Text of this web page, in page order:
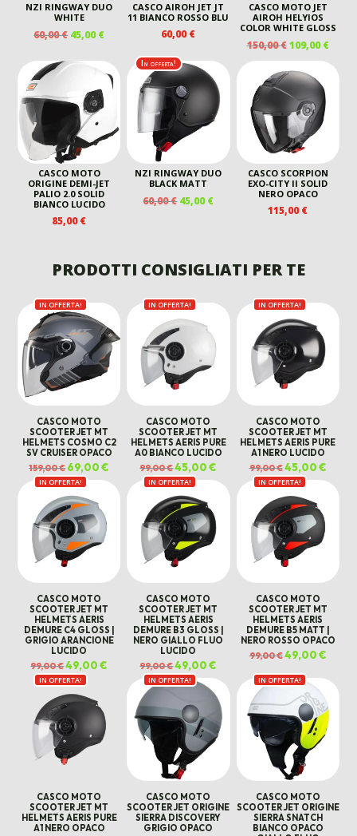
NZI RINGWAY DUO
WHITE
60,00€ IL
ORIGINALE
60,00 €.
45,00€IL
ATTUALE
È:
45,00 €.
CASCO AIROH JET JT
11 BIANCO ROSSO BLU
60,00€
CASCO MOTO JET
AIROH HELYIOS
COLOR WHITE GLOSS
150,00€ IL
PREZZO
ORIGINALE
ERA:
150,00 €.
109,00€IL
CASCO MOTO
ORIGINE DEMI-JET
PALIO 2.0 SOLID
BIANCO LUCIDO
85,00€
In offerta!
NZI RINGWAY DUO
BLACK MATT
60,00€ IL
45,00€IL
CASCO SCORPION
EXO-CITY II SOLID
NERO OPACO
115,00€
PRODOTTI CONSIGLIATI PER TE
IN OFFERTA!
CASCO MOTO
SCOOTER JET MT
HELMETS COSMO C2
SV CRUISER OPACO
159,00€Il
prezzo
originale
era:
159,00 €.
69,00€
prezzo
attuale
è:
69,00 €.
IN OFFERTA!
CASCO MOTO
SCOOTER JET MT
HELMETS AERIS PURE
A0 BIANCO LUCIDO
99,00€Il
prezzo
originale
era:
99,00 €.
45,00€
attuale
45,00 €.
IN OFFERTA!
CASCO MOTO
SCOOTER JET MT
HELMETS AERIS PURE
A1 NERO LUCIDO
99,00€Il
prezzo
originale
era:
99,00 €.
45,00€Il
45,00
IN OFFERTA!
CASCO MOTO
SCOOTER JET MT
HELMETS AERIS
DEMURE C4 GLOSS |
GRIGIO ARANCIONE
LUCIDO
99,00€Il
prezzo
originale
era:
99,00 €.
49,00€
attuale
49,00 €.
IN OFFERTA!
CASCO MOTO
SCOOTER JET MT
HELMETS AERIS
DEMURE B3 GLOSS |
NERO GIALLO FLUO
LUCIDO
99,00€Il
prezzo
originale
era:
49,00€
attuale
49,00 €.
IN OFFERTA!
CASCO MOTO
SCOOTER JET MT
HELMETS AERIS
DEMURE B5 MATT |
NERO ROSSO OPACO
99,00€Il
prezzo
era:
99,00 €.
49,00€Il
è:
49,00
IN OFFERTA!
CASCO MOTO
SCOOTER JET MT
HELMETS AERIS PURE
A1 NERO OPACO
IN OFFERTA!
CASCO MOTO
SCOOTER JET ORIGINE
SIERRA DISCOVERY
GRIGIO OPACO
IN OFFERTA!
CASCO MOTO
SCOOTER JET ORIGINE
SIERRA SNATCH
BIANCO OPACO